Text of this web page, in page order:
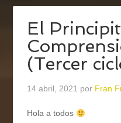
El
(Tercer
14 abril, 2021 por Fran
Hola a todos